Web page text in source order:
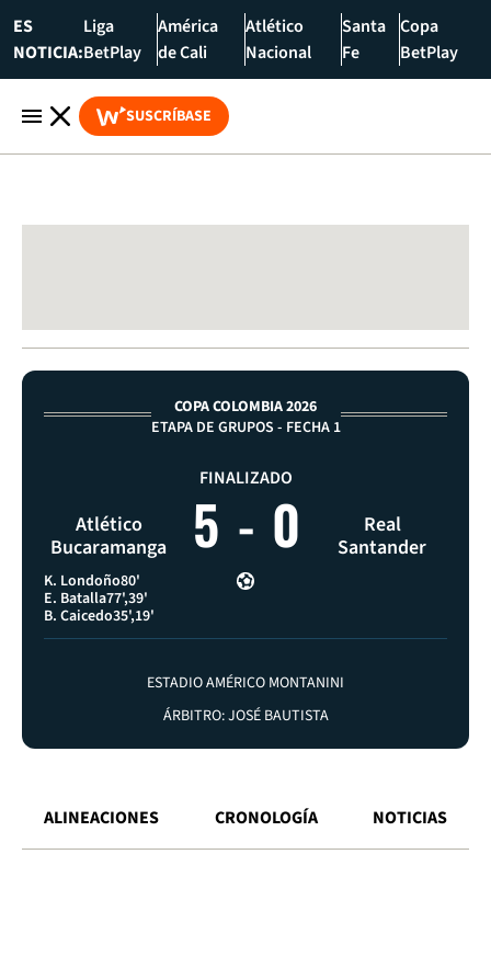
ES
NOTICIA:
Liga
BetPlay
América
de Cali
Atlético
Nacional
Santa
Fe
Copa
BetPlay
SUSCRÍBASE
COPA COLOMBIA 2026
ETAPA DE GRUPOS - FECHA 1
Atlético
Bucaramanga
FINALIZADO
5 - 0
Real
Santander
K. Londoño80'
E. Batalla77' 39'
B. Caicedo35' 19'
ESTADIO AMÉRICO MONTANINI
ÁRBITRO: JOSÉ BAUTISTA
ALINEACIONES CRONOLOGÍA NOTICIAS